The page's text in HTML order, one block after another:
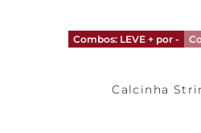
Combos: LEVE + por -
Calcinha